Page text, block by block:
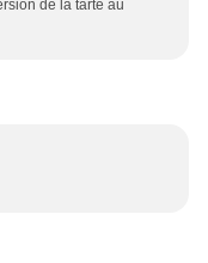
de la tarte au